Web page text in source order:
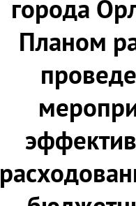
города
Планом